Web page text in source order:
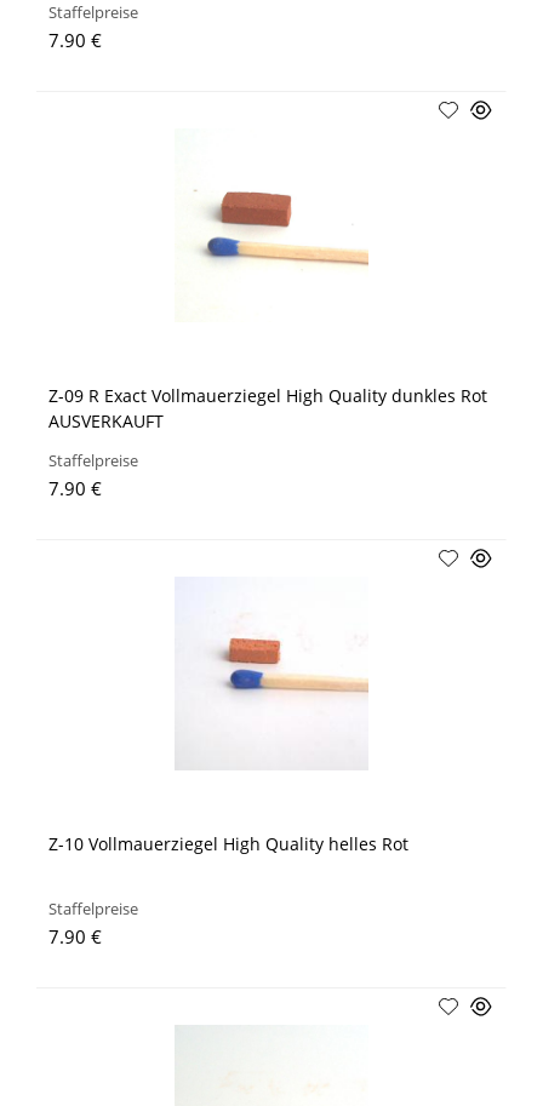
Staffelpreise
7.90 €
Z-09 R Exact Vollmauerziegel High Quality dunkles Rot
AUSVERKAUFT
Staffelpreise
7.90 €
Z-10 Vollmauerziegel High Quality helles Rot
Staffelpreise
7.90 €